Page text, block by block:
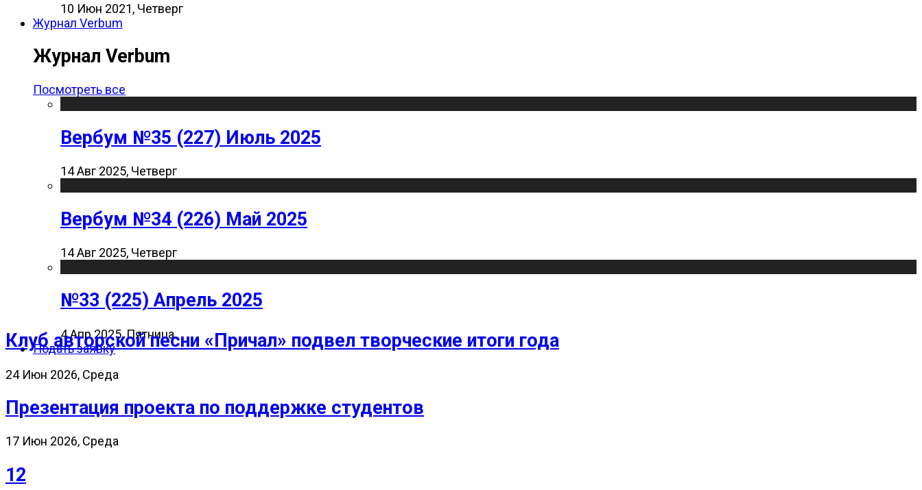
10 Июн 2021, Четверг
Журнал Verbum
Журнал Verbum
Посмотреть все
Вербум №35 (227) Июль 2025
14 Авг 2025, Четверг
Вербум №34 (226) Май 2025
14 Авг 2025, Четверг
№33 (225) Апрель 2025
4 Апр 2025, Пятница
Подать заявку
Клуб авторской песни «Причал» подвел творческие итоги года
24 Июн 2026, Среда
Презентация проекта по поддержке студентов
17 Июн 2026, Среда
12